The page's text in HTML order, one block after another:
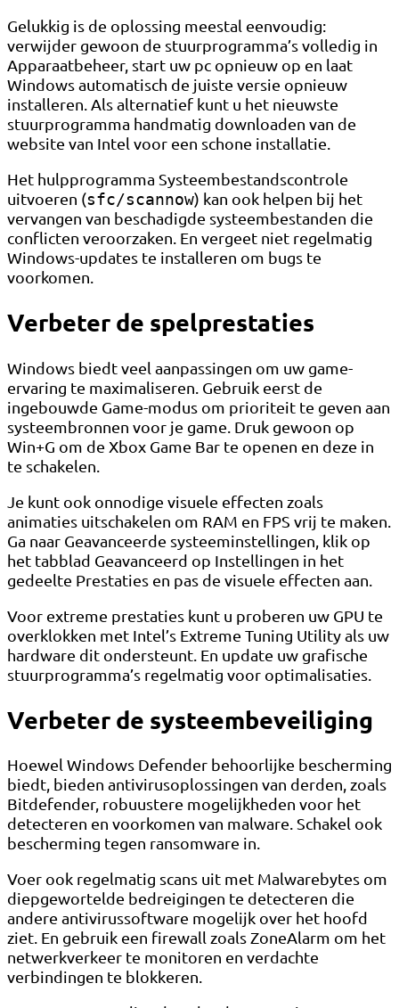
Gelukkig is de oplossing meestal eenvoudig:
verwijder gewoon de stuurprogramma’s volledig in
Apparaatbeheer, start uw pc opnieuw op en laat
Windows automatisch de juiste versie opnieuw
installeren. Als alternatief kunt u het nieuwste
stuurprogramma handmatig downloaden van de
website van Intel voor een schone installatie.
Het hulpprogramma Systeembestandscontrole
uitvoeren (sfc/scannow) kan ook helpen bij het
vervangen van beschadigde systeembestanden die
conflicten veroorzaken. En vergeet niet regelmatig
Windows-updates te installeren om bugs te
voorkomen.
Verbeter de spelprestaties
Windows biedt veel aanpassingen om uw game-
ervaring te maximaliseren. Gebruik eerst de
ingebouwde Game-modus om prioriteit te geven aan
systeembronnen voor je game. Druk gewoon op
Win+G om de Xbox Game Bar te openen en deze in
te schakelen.
Je kunt ook onnodige visuele effecten zoals
animaties uitschakelen om RAM en FPS vrij te maken.
Ga naar Geavanceerde systeeminstellingen, klik op
het tabblad Geavanceerd op Instellingen in het
gedeelte Prestaties en pas de visuele effecten aan.
Voor extreme prestaties kunt u proberen uw GPU te
overklokken met Intel’s Extreme Tuning Utility als uw
hardware dit ondersteunt. En update uw grafische
stuurprogramma’s regelmatig voor optimalisaties.
Verbeter de systeembeveiliging
Hoewel Windows Defender behoorlijke bescherming
biedt, bieden antivirusoplossingen van derden, zoals
Bitdefender, robuustere mogelijkheden voor het
detecteren en voorkomen van malware. Schakel ook
bescherming tegen ransomware in.
Voer ook regelmatig scans uit met Malwarebytes om
diepgewortelde bedreigingen te detecteren die
andere antivirussoftware mogelijk over het hoofd
ziet. En gebruik een firewall zoals ZoneAlarm om het
netwerkverkeer te monitoren en verdachte
verbindingen te blokkeren.